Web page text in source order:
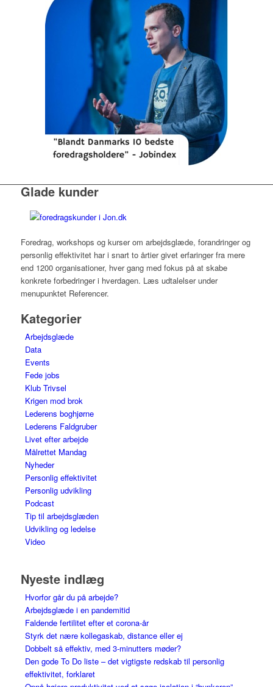
Glade kunder
Foredrag, workshops og kurser om arbejdsglæde, forandringer og
personlig effektivitet har i snart to årtier givet erfaringer fra mere
end 1200 organisationer, hver gang med fokus på at skabe
konkrete forbedringer i hverdagen. Læs udtalelser under
menupunktet Referencer.
Kategorier
Arbejdsglæde
Data
Events
Fede jobs
Klub Trivsel
Krigen mod brok
Lederens boghjørne
Lederens Faldgruber
Livet efter arbejde
Målrettet Mandag
Nyheder
Personlig effektivitet
Personlig udvikling
Podcast
Tip til arbejdsglæden
Udvikling og ledelse
Video
Nyeste indlæg
Hvorfor går du på arbejde?
Arbejdsglæde i en pandemitid
Faldende fertilitet efter et corona-år
Styrk det nære kollegaskab, distance eller ej
Dobbelt så effektiv, med 3-minutters møder?
Den gode To Do liste – det vigtigste redskab til personlig
effektivitet, forklaret